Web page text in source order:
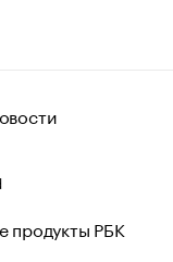
продукты РБК